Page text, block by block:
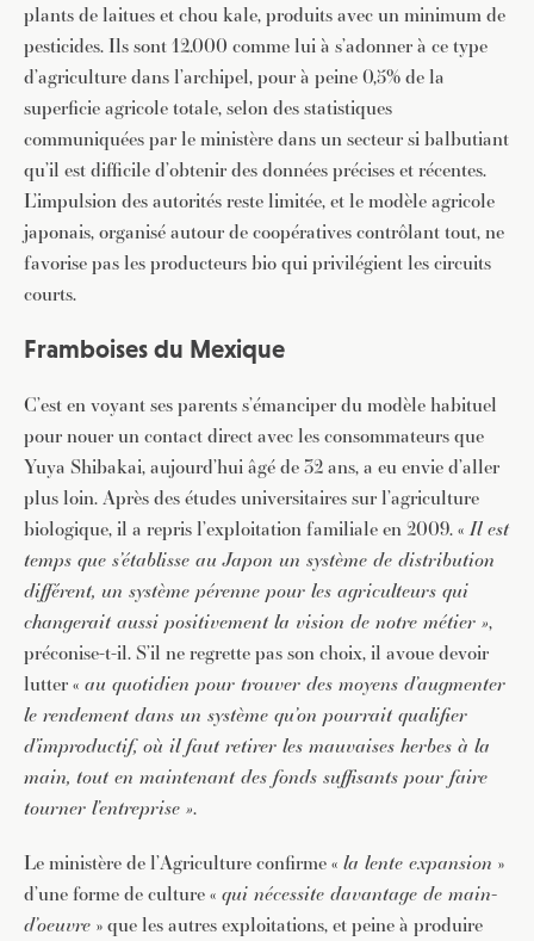
plants de laitues et chou kale, produits avec un minimum de
pesticides. Ils sont 12.000 comme lui à s’adonner à ce type
d’agriculture dans l’archipel, pour à peine 0,5% de la
superficie agricole totale, selon des statistiques
communiquées par le ministère dans un secteur si balbutiant
qu’il est difficile d’obtenir des données précises et récentes.
L’impulsion des autorités reste limitée, et le modèle agricole
japonais, organisé autour de coopératives contrôlant tout, ne
favorise pas les producteurs bio qui privilégient les circuits
courts.
Framboises du Mexique
C’est en voyant ses parents s’émanciper du modèle habituel
pour nouer un contact direct avec les consommateurs que
Yuya Shibakai, aujourd’hui âgé de 32 ans, a eu envie d’aller
plus loin. Après des études universitaires sur l’agriculture
biologique, il a repris l’exploitation familiale en 2009. «Il est
temps que s’établisse au Japon un système de distribution
différent, un système pérenne pour les agriculteurs qui
changerait aussi positivement la vision de notre métier »,
préconise-t-il. S’il ne regrette pas son choix, il avoue devoir
lutter « au quotidien pour trouver des moyens d’augmenter
le rendement dans un système qu’on pourrait qualifier
d’improductif, où il faut retirer les mauvaises herbes à la
main, tout en maintenant des fonds suffisants pour faire
tourner l’entreprise ».
Le ministère de l’Agriculture confirme « la lente expansion »
d’une forme de culture « qui nécessite davantage de main-
d’oeuvre » que les autres exploitations, et peine à produire